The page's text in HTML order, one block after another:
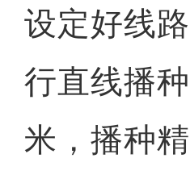
设定好线
行直线播
米，播种